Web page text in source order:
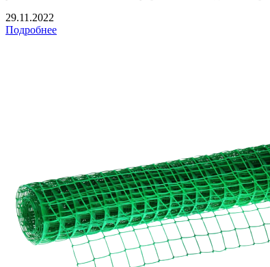
29.11.2022
Подробнее